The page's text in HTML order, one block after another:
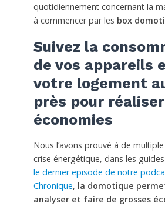
quotidiennement concernant la
à commencer par les box
Suivez la
de vos appareils
votre logement
près pour
économies
Nous l’avons prouvé à de
crise énergétique, dans les
le dernier episode de notre
Chronique, la domotique
analyser et faire de grosses